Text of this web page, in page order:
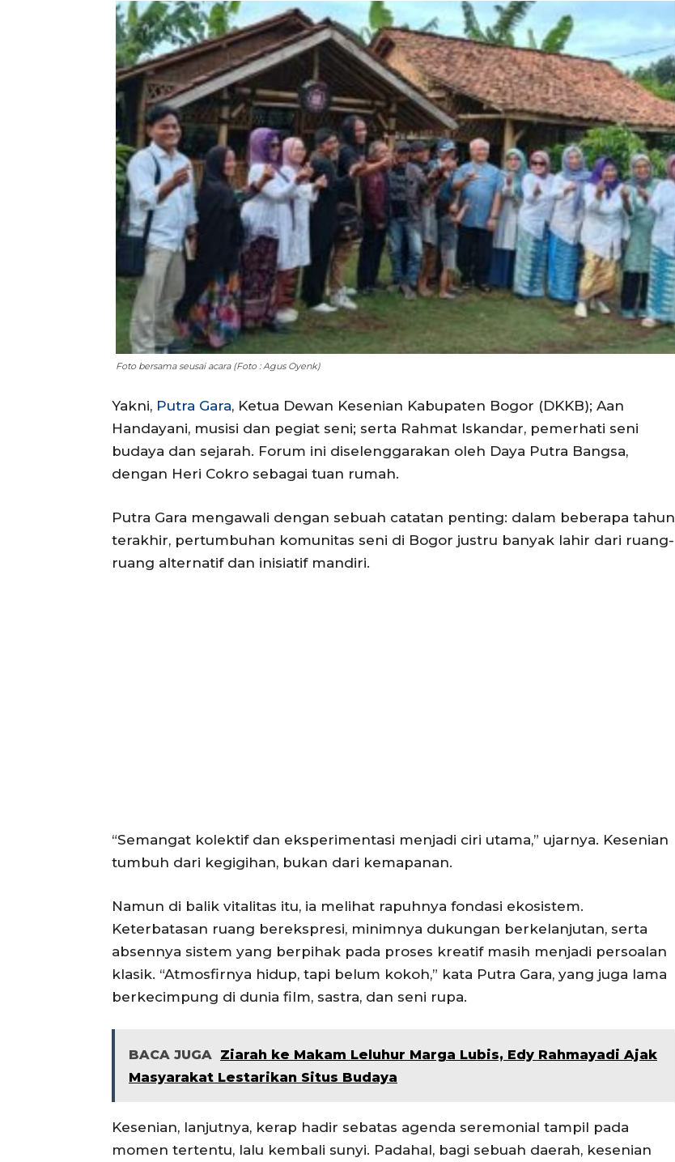
Foto bersama seusai acara (Foto : Agus Oyenk)
Yakni, Putra Gara, Ketua Dewan Kesenian Kabupaten Bogor (DKKB); Aan
Handayani, musisi dan pegiat seni; serta Rahmat Iskandar, pemerhati seni
budaya dan sejarah. Forum ini diselenggarakan oleh Daya Putra Bangsa,
dengan Heri Cokro sebagai tuan rumah.
Putra Gara mengawali dengan sebuah catatan penting: dalam beberapa tahun
terakhir, pertumbuhan komunitas seni di Bogor justru banyak lahir dari ruang-
ruang alternatif dan inisiatif mandiri.
“Semangat kolektif dan eksperimentasi menjadi ciri utama,” ujarnya. Kesenian
tumbuh dari kegigihan, bukan dari kemapanan.
Namun di balik vitalitas itu, ia melihat rapuhnya fondasi ekosistem.
Keterbatasan ruang berekspresi, minimnya dukungan berkelanjutan, serta
absennya sistem yang berpihak pada proses kreatif masih menjadi persoalan
klasik. “Atmosfirnya hidup, tapi belum kokoh,” kata Putra Gara, yang juga lama
berkecimpung di dunia film, sastra, dan seni rupa.
BACA JUGA
Ziarah ke Makam Leluhur Marga Lubis, Edy Rahmayadi Ajak
Masyarakat Lestarikan Situs Budaya
Kesenian, lanjutnya, kerap hadir sebatas agenda seremonial tampil pada
momen tertentu, lalu kembali sunyi. Padahal, bagi sebuah daerah, kesenian